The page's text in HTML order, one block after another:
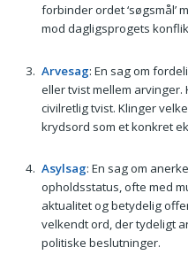
forbinder ordet ‘søgsmål’
mod dagligsprogets
Arvesag: En sag om
eller tvist mellem
civilretlig tvist. Klinger
krydsord som et konkret
Asylsag: En sag om
opholdsstatus, ofte med
aktualitet og betydelig
velkendt ord, der tydeligt
politiske beslutninger.